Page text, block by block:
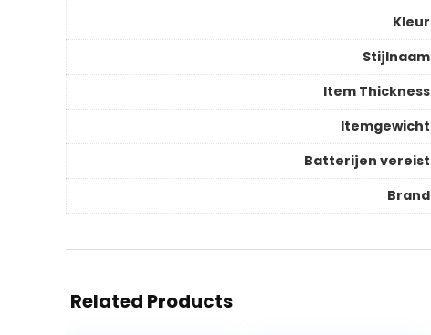
Kleur
Stijlnaam
Item Thickness
Itemgewicht
Batterijen vereist
Brand
Related Products